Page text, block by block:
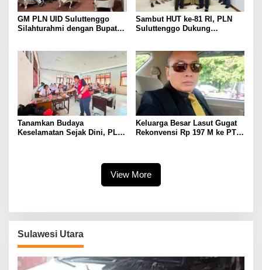
GM PLN UID Suluttenggo
Silahturahmi dengan Bupati
hingga Pemulihan
Pascabencana Tamako
Sambut HUT ke-81 RI, PLN
Suluttenggo Dukung
Resources Bolaang
Mongondow
Tanamkan Budaya
Keselamatan Sejak Dini, PLN
Keluarga Besar Lasut Gugat
Rekonvensi Rp 197 M ke PT
View More
Sulawesi Utara